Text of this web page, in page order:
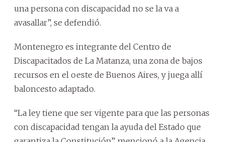
una persona con discapacidad no se la va a
avasallar”, se defendió.
Montenegro es integrante del Centro de
Discapacitados de La Matanza, una zona de bajos
recursos en el oeste de Buenos Aires, y juega allí
baloncesto adaptado.
“La ley tiene que ser vigente para que las personas
con discapacidad tengan la ayuda del Estado que